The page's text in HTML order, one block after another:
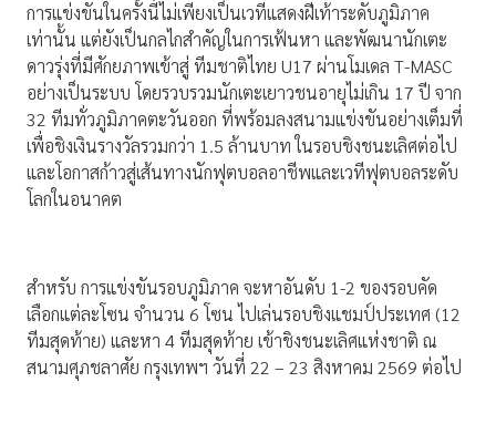
การแข่งขันในครั้งนี้ไม่เพียงเป็นเวทีแสดงฝีเท้าระดับภูมิภาค
เท่านั้น แต่ยังเป็นกลไกสำคัญในการเฟ้นหา และพัฒนานักเตะ
ดาวรุ่งที่มีศักยภาพเข้าสู่ ทีมชาติไทย U17 ผ่านโมเดล T-MASC
อย่างเป็นระบบ โดยรวบรวมนักเตะเยาวชนอายุไม่เกิน 17 ปี จาก
32 ทีมทั่วภูมิภาคตะวันออก ที่พร้อมลงสนามแข่งขันอย่างเต็มที่
เพื่อชิงเงินรางวัลรวมกว่า 1.5 ล้านบาท ในรอบชิงชนะเลิศต่อไป
และโอกาสก้าวสู่เส้นทางนักฟุตบอลอาชีพและเวทีฟุตบอลระดับ
โลกในอนาคต
สำหรับ การแข่งขันรอบภูมิภาค จะหาอันดับ 1-2 ของรอบคัด
เลือกแต่ละโซน จำนวน 6 โซน ไปเล่นรอบชิงแชมป์ประเทศ (12
ทีมสุดท้าย) และหา 4 ทีมสุดท้าย เข้าชิงชนะเลิศแห่งชาติ ณ
สนามศุภชลาศัย กรุงเทพฯ วันที่ 22 – 23 สิงหาคม 2569 ต่อไป